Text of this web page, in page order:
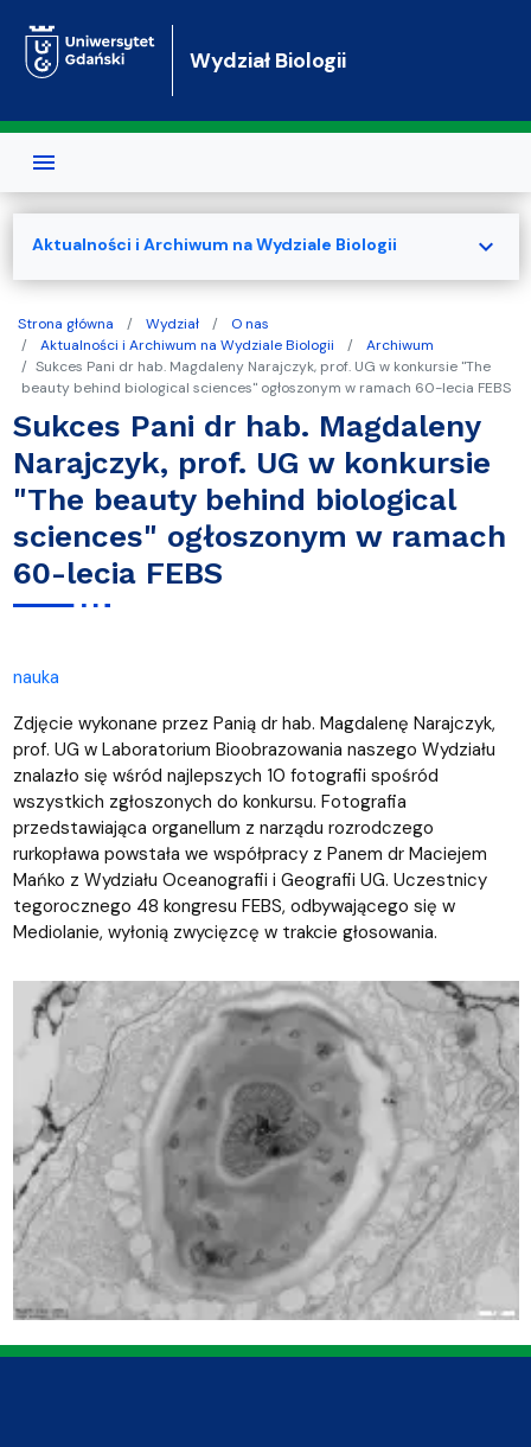
Wydział Biologii
Strona główna Wydział
O nas
Aktualności i Archiwum na Wydziale Biologii
Archiwum
Sukces Pani dr hab. Magdaleny Narajczyk, prof. UG w konkursie "The
beauty behind biological sciences" ogłoszonym w ramach 60-lecia FEBS
Sukces Pani dr hab. Magdaleny
Narajczyk, prof. UG w konkursie
"The beauty behind biological
sciences" ogłoszonym w ramach
60-lecia FEBS
nauka
Zdjęcie wykonane przez Panią dr hab. Magdalenę Narajczyk,
prof. UG w Laboratorium Bioobrazowania naszego Wydziału
znalazło się wśród najlepszych 10 fotografii spośród
wszystkich zgłoszonych do konkursu. Fotografia
przedstawiająca organellum z narządu rozrodczego
rurkopława powstała we współpracy z Panem dr Maciejem
Mańko z Wydziału Oceanografii i Geografii UG. Uczestnicy
tegorocznego 48 kongresu FEBS, odbywającego się w
Mediolanie, wyłonią zwycięzcę w trakcie głosowania.
Aktualności i Archiwum na Wydziale Biologii expand_more